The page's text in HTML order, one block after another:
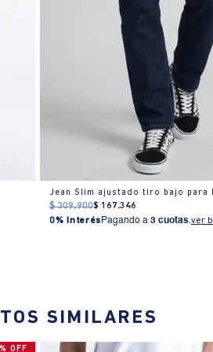
Jean Slim ajustado tiro bajo para
$ 309.900$ 167.346
0% Interés Pagando a3 cuotas.ver
SIMILARES
OFF